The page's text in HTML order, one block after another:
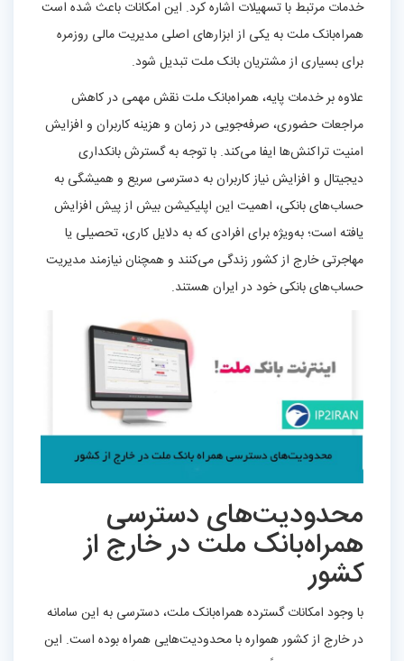
خدمات مرتبط با تسهیلات اشاره کرد. این امکانات باعث شده است
همراه‌بانک ملت به یکی از ابزارهای اصلی مدیریت مالی روزمره
برای بسیاری از مشتریان بانک ملت تبدیل شود.
علاوه بر خدمات پایه، همراه‌بانک ملت نقش مهمی در کاهش
مراجعات حضوری، صرفه‌جویی در زمان و هزینه کاربران و افزایش
امنیت تراکنش‌ها ایفا می‌کند. با توجه به گسترش بانکداری
دیجیتال و افزایش نیاز کاربران به دسترسی سریع و همیشگی به
حساب‌های بانکی، اهمیت این اپلیکیشن بیش از پیش افزایش
یافته است؛ به‌ویژه برای افرادی که به دلایل کاری، تحصیلی یا
مهاجرتی خارج از کشور زندگی می‌کنند و همچنان نیازمند مدیریت
حساب‌های بانکی خود در ایران هستند.
محدودیت‌های دسترسی
همراه‌بانک ملت در خارج از
کشور
با وجود امکانات گسترده همراه‌بانک ملت، دسترسی به این سامانه
در خارج از کشور همواره با محدودیت‌هایی همراه بوده است. این